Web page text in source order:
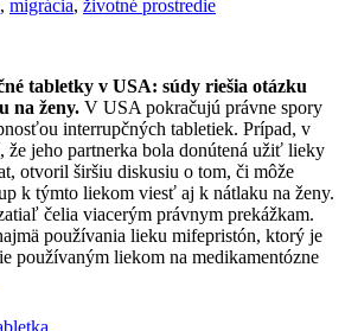
, migrácia, životné prostredie
tabletky v USA: súdy riešia otázku
na ženy. V USA pokračujú právne spory
interrupčných tabletiek. Prípad, v
že jeho partnerka bola donútená užiť lieky
otvoril širšiu diskusiu o tom, či môže
k týmto liekom viesť aj k nátlaku na ženy.
čelia viacerým právnym prekážkam.
používania lieku mifepristón, ktorý je
používaným liekom na medikamentózne